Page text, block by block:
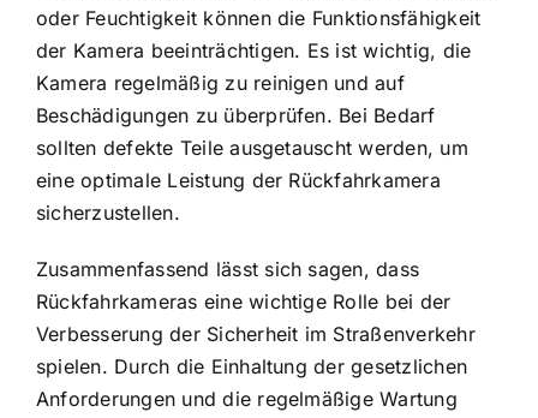
oder Feuchtigkeit können die Funktionsfähigkeit
der Kamera beeinträchtigen. Es ist wichtig, die
Kamera regelmäßig zu reinigen und auf
Beschädigungen zu überprüfen. Bei Bedarf
sollten defekte Teile ausgetauscht werden, um
eine optimale Leistung der Rückfahrkamera
sicherzustellen.
Zusammenfassend lässt sich sagen, dass
Rückfahrkameras eine wichtige Rolle bei der
Verbesserung der Sicherheit im Straßenverkehr
spielen. Durch die Einhaltung der gesetzlichen
Anforderungen und die regelmäßige Wartung